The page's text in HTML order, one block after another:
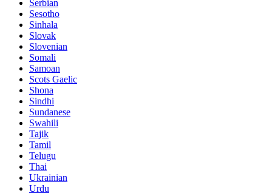
Serbian
Sesotho
Sinhala
Slovak
Slovenian
Somali
Samoan
Scots Gaelic
Shona
Sindhi
Sundanese
Swahili
Tajik
Tamil
Telugu
Thai
Ukrainian
Urdu